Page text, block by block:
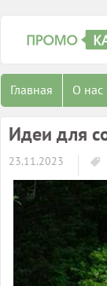
Главная О нас
Идеи для
23.11.2023